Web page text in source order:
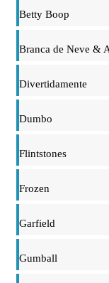
Betty Boop
Branca de Neve &
Divertidamente
Dumbo
Flintstones
Frozen
Garfield
Gumball